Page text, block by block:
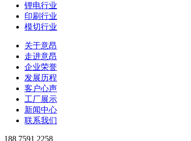
锂电行业
印刷行业
模切行业
关于意昂
走进意昂
企业荣誉
发展历程
客户心声
工厂展示
新闻中心
联系我们
188 7591 2258